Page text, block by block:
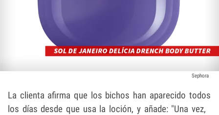
Sephora
La clienta afirma que los bichos han aparecido todos
los días desde que usa la loción, y añade: "Una vez,